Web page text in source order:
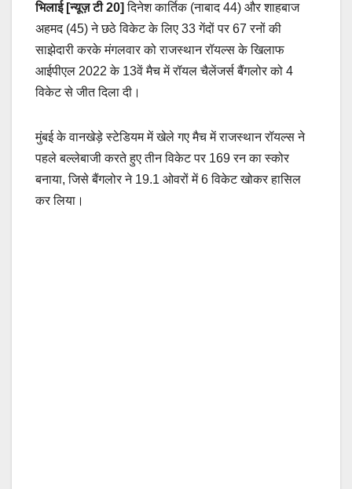
भिलाई [न्यूज़ टी 20] दिनेश कार्तिक (नाबाद 44) और शाहबाज
अहमद (45) ने छठे विकेट के लिए 33 गेंदों पर 67 रनों की
साझेदारी करके मंगलवार को राजस्थान रॉयल्स के खिलाफ
आईपीएल 2022 के 13वें मैच में रॉयल चैलेंजर्स बैंगलोर को 4
विकेट से जीत दिला दी।
मुंबई के वानखेड़े स्टेडियम में खेले गए मैच में राजस्थान रॉयल्स ने
पहले बल्लेबाजी करते हुए तीन विकेट पर 169 रन का स्कोर
बनाया, जिसे बैंगलोर ने 19.1 ओवरों में 6 विकेट खोकर हासिल
कर लिया।